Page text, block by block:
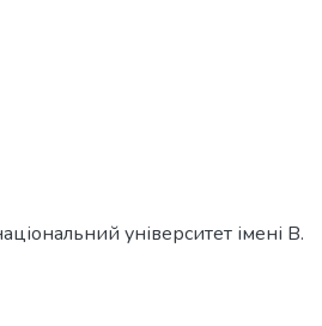
університет імені В.